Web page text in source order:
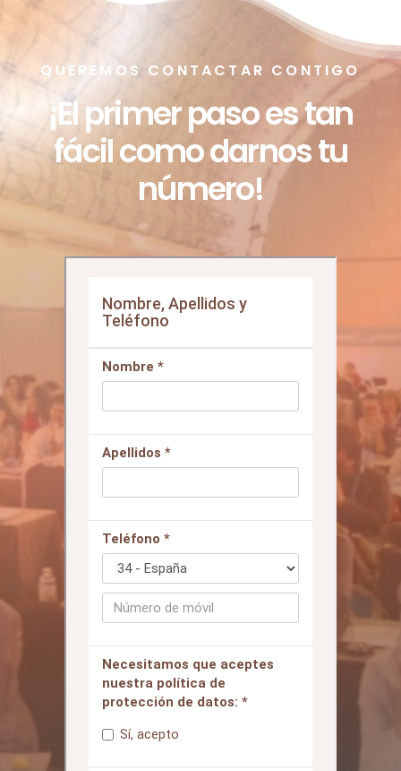
QUEREMOS CONTACTAR CONTIGO
¡El primer paso es tan
fácil como darnos tu
número!